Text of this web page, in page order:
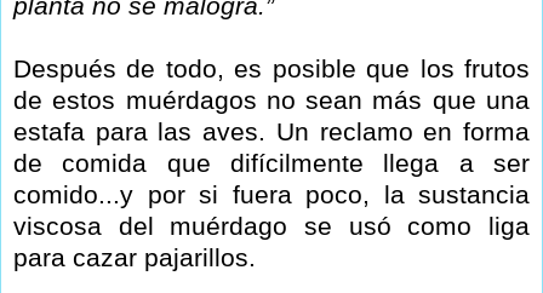
Después de todo, es posible que los frutos
de estos muérdagos no sean más que una
estafa para las aves. Un reclamo en forma
de comida que difícilmente llega a ser
comido...y por si fuera poco, la sustancia
viscosa del muérdago se usó como liga
para cazar pajarillos.